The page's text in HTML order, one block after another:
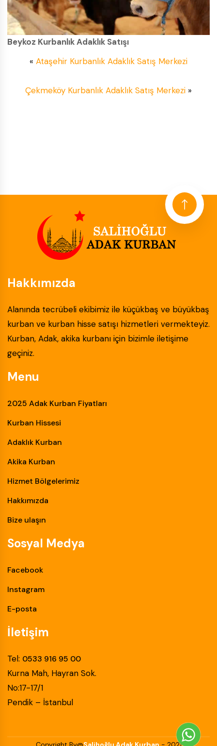
Beykoz Kurbanlık Adaklık Satışı
« Ataşehir Kurbanlık Adaklık Satış Merkezi
Çekmeköy Kurbanlık Adaklık Satış Merkezi »
Hakkımızda
Alanında tecrübeli ekibimiz ile küçükbaş ve büyükbaş
kurban ve kurban hisse satışı hizmetleri vermekteyiz.
Kurban, Adak, akika kurbanı için bizimle iletişime
geçiniz.
Menu
2025 Adak Kurban Fiyatları
Kurban Hissesi
Adaklık Kurban
Akika Kurban
Hizmet Bölgelerimiz
Hakkımızda
Bize ulaşın
Sosyal Medya
Facebook
Instagram
E-posta
İletişim
Tel: 0533 916 95 00
Kurna Mah, Hayran Sok.
No:17-17/1
Pendik – İstanbul